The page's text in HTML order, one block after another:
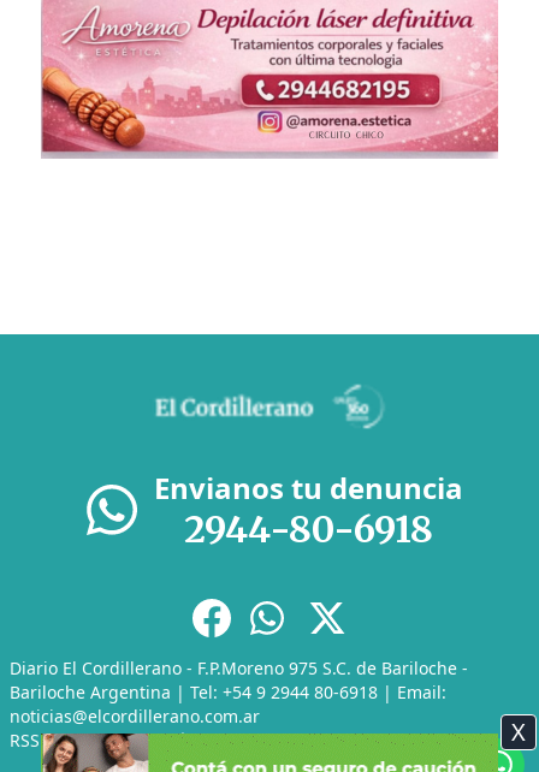
Envianos tu denuncia
2944-80-6918
Diario El Cordillerano - F.P.Moreno 975 S.C. de Bariloche -
Bariloche Argentina | Tel: +54 9 2944 80-6918 | Email:
noticias@elcordillerano.com.ar
RSS|Media Kit|Políticas de Privacidad|Archivo X